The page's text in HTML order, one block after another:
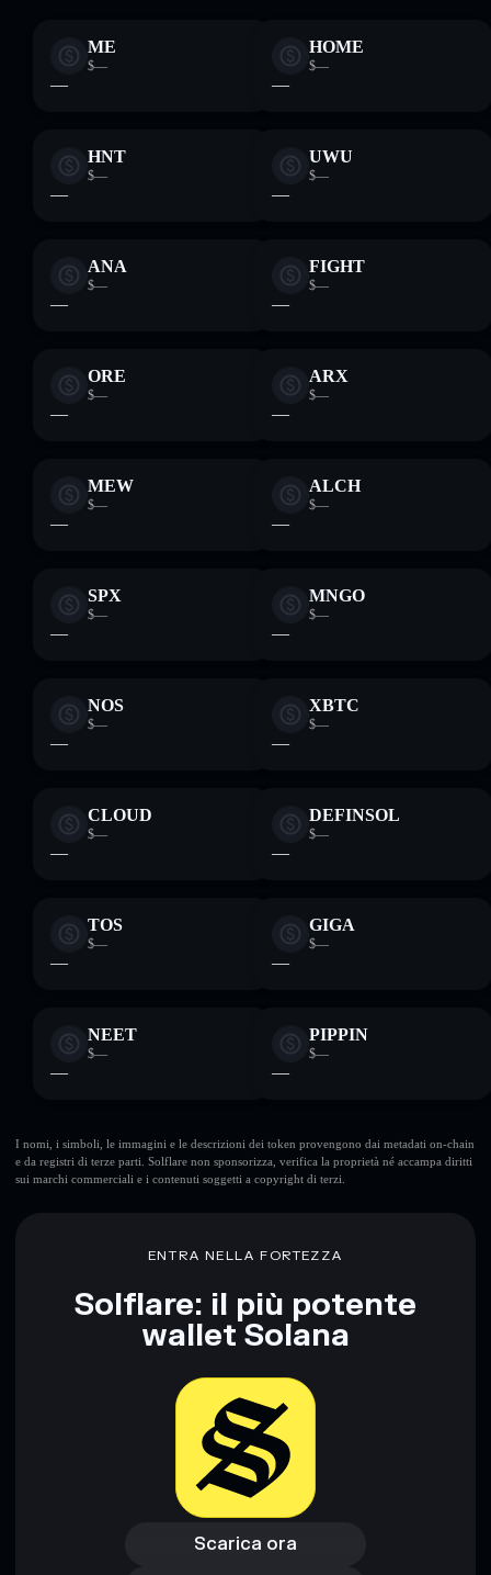
ME
$—
—
HOME
$—
—
HNT
$—
—
UWU
$—
—
ANA
$—
—
FIGHT
$—
—
ORE
$—
—
ARX
$—
—
MEW
$—
—
ALCH
$—
—
SPX
$—
—
MNGO
$—
—
NOS
$—
—
XBTC
$—
—
CLOUD
$—
—
DEFINSOL
$—
—
TOS
$—
—
GIGA
$—
—
NEET
$—
—
PIPPIN
$—
—
I nomi, i simboli, le immagini e le descrizioni dei token provengono dai metadati on-chain
e da registri di terze parti. Solflare non sponsorizza, verifica la proprietà né accampa diritti
sui marchi commerciali e i contenuti soggetti a copyright di terzi.
ENTRA NELLA FORTEZZA
Solflare: il più potente
wallet Solana
Scarica ora
Scarica ora
Accedi al wallet